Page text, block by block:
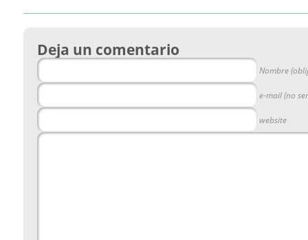
Deja un comentario
Nombre
e-mail (no
website